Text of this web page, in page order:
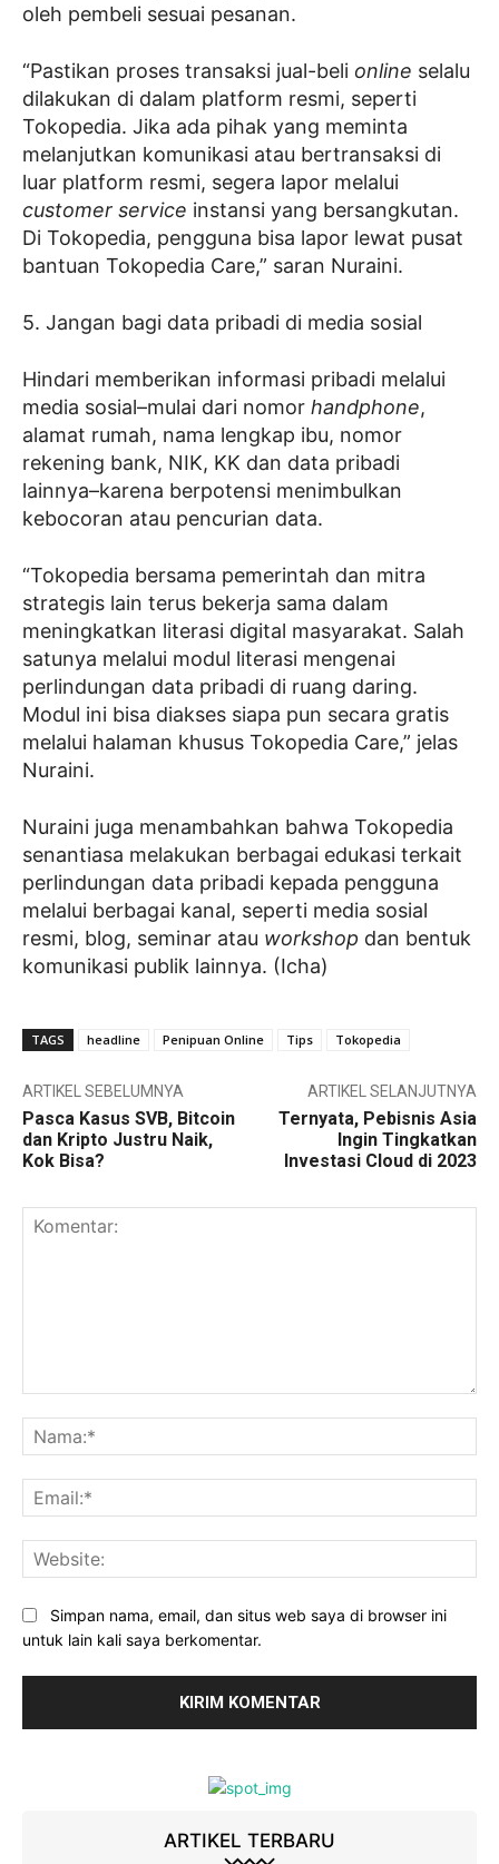
oleh pembeli sesuai pesanan.
“Pastikan proses transaksi jual-beli online selalu
dilakukan di dalam platform resmi, seperti
Tokopedia. Jika ada pihak yang meminta
melanjutkan komunikasi atau bertransaksi di
luar platform resmi, segera lapor melalui
customer service instansi yang bersangkutan.
Di Tokopedia, pengguna bisa lapor lewat pusat
bantuan Tokopedia Care,” saran Nuraini.
5. Jangan bagi data pribadi di media sosial
Hindari memberikan informasi pribadi melalui
media sosial–mulai dari nomor handphone,
alamat rumah, nama lengkap ibu, nomor
rekening bank, NIK, KK dan data pribadi
lainnya–karena berpotensi menimbulkan
kebocoran atau pencurian data.
“Tokopedia bersama pemerintah dan mitra
strategis lain terus bekerja sama dalam
meningkatkan literasi digital masyarakat. Salah
satunya melalui modul literasi mengenai
perlindungan data pribadi di ruang daring.
Modul ini bisa diakses siapa pun secara gratis
melalui halaman khusus Tokopedia Care,” jelas
Nuraini.
Nuraini juga menambahkan bahwa Tokopedia
senantiasa melakukan berbagai edukasi terkait
perlindungan data pribadi kepada pengguna
melalui berbagai kanal, seperti media sosial
resmi, blog, seminar atau workshop dan bentuk
komunikasi publik lainnya. (Icha)
TAGS headline Penipuan Online Tips Tokopedia
ARTIKEL SEBELUMNYA
Pasca Kasus SVB, Bitcoin
dan Kripto Justru Naik,
Kok Bisa?
ARTIKEL SELANJUTNYA
Ternyata, Pebisnis Asia
Ingin Tingkatkan
Investasi Cloud di 2023
Simpan nama, email, dan situs web saya di browser ini
untuk lain kali saya berkomentar.
ARTIKEL TERBARU